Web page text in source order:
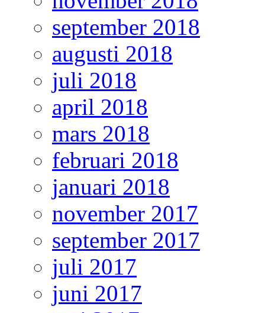
september 2018
augusti 2018
juli 2018
april 2018
mars 2018
februari 2018
januari 2018
november 2017
september 2017
juli 2017
juni 2017